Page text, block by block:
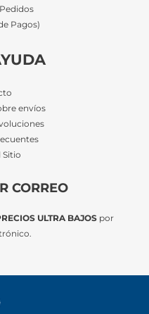
Pagos)
envíos
Sitio
CORREO
ULTRA BAJOSpor